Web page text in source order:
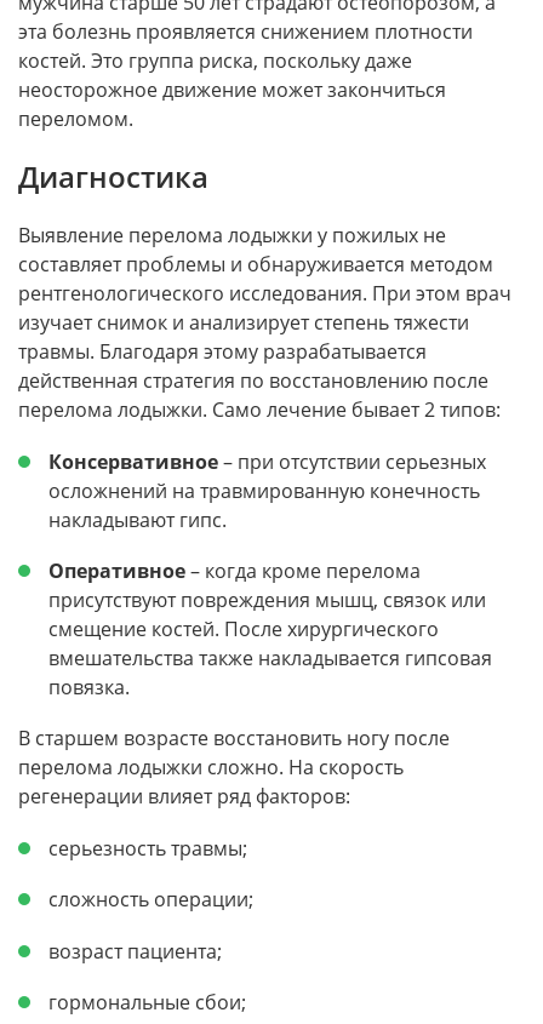
эта болезнь проявляется снижением плотности
костей. Это группа риска, поскольку даже
неосторожное движение может закончиться
переломом.
Диагностика
Выявление перелома лодыжки у пожилых не
составляет проблемы и обнаруживается методом
рентгенологического исследования. При этом врач
изучает снимок и анализирует степень тяжести
травмы. Благодаря этому разрабатывается
действенная стратегия по восстановлению после
перелома лодыжки. Само лечение бывает 2 типов:
Консервативное– при отсутствии серьезных
осложнений на травмированную конечность
накладывают гипс.
Оперативное– когда кроме перелома
присутствуют повреждения мышц, связок или
смещение костей. После хирургического
вмешательства также накладывается гипсовая
повязка.
В старшем возрасте восстановить ногу после
перелома лодыжки сложно. На скорость
регенерации влияет ряд факторов:
серьезность травмы;
сложность операции;
возраст пациента;
гормональные сбои;